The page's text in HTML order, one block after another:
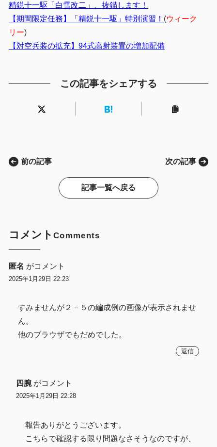
精鋭十一駆「白雪改二」、抜錨します！
【期間限定任務】「精鋭十一駆」特別演習！ (ウィーク
リー)
【対空兵装の拡充】94式高射装置の増加配備
この記事をシェアする
前の記事
記事一覧へ戻る
次の記事
コメント Comments
匿名 がコメント
2025年1月29日 22:23
すみませんが２－５の編成例の画像が表示されませ
ん。
他のブラウザでもだめでした。
返信
四腕 がコメント
2025年1月29日 22:28
報告ありがとうございます。
こちらで確認する限り問題なさそうなのですが、